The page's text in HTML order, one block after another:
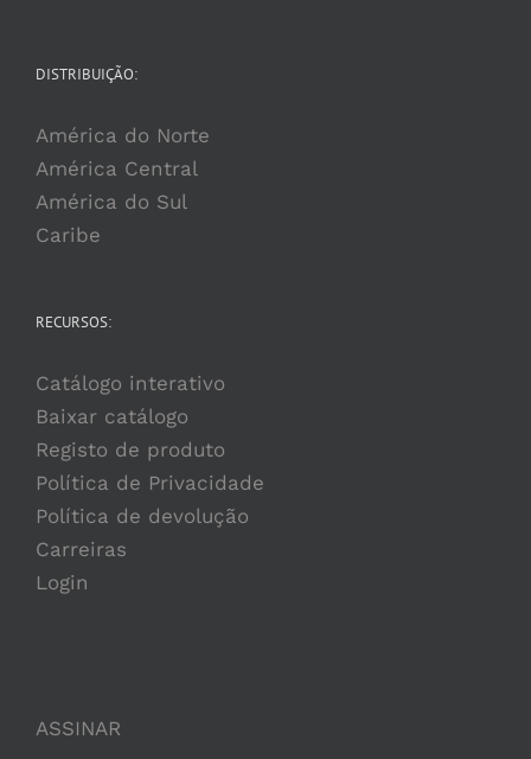
DISTRIBUIÇÃO:
América do Norte
América Central
América do Sul
Caribe
RECURSOS:
Catálogo interativo
Baixar catálogo
Registo de produto
Política de Privacidade
Política de devolução
Carreiras
Login
ASSINAR